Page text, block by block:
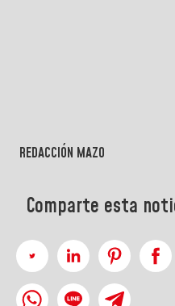
REDACCIÓN MAZO
Comparte esta